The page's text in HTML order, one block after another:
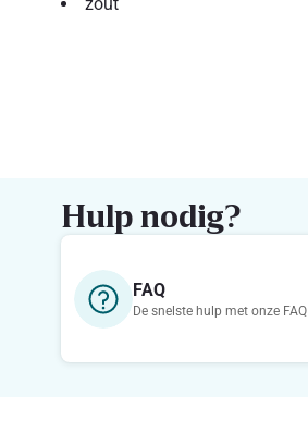
Hulp nodig?
FAQ
De snelste hulp met onze FAQ